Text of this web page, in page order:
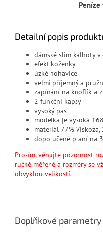
Peníze
Detailní popis
dámské slim kalhoty v
efekt koženky
úzké nohavice
velmi příjemný a
zapínání na knoflík a
2 funkční kapsy
vysoký pas
modelka je vysoká
materiál 77%
doporučené praní na
Prosím, věnujte pozornost
ručně měřené a rozměry se
obvyklou velikostí.
Doplňkové parametry